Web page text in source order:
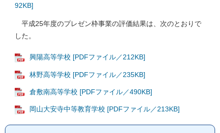
92KB]
平成25年度のプレゼン枠事業の評価結果は、次のとおりで
した。
興陽高等学校 [PDFファイル／212KB]
林野高等学校 [PDFファイル／235KB]
倉敷南高等学校 [PDFファイル／490KB]
岡山大安寺中等教育学校 [PDFファイル／213KB]